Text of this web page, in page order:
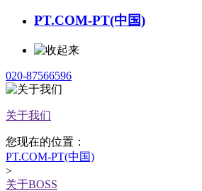
PT.COM-PT(中国)
020-87566596
关于我们
您现在的位置：
PT.COM-PT(中国)
>
关于BOSS